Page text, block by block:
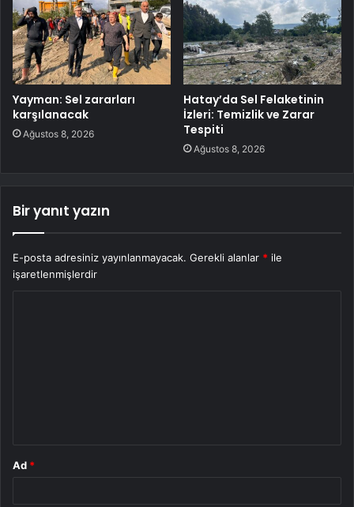
Yayman: Sel zararları
karşılanacak
Ağustos 8, 2026
Hatay’da Sel Felaketinin
İzleri: Temizlik ve Zarar
Tespiti
Ağustos 8, 2026
Bir yanıt yazın
E-posta adresiniz yayınlanmayacak. Gerekli alanlar * ile
işaretlenmişlerdir
Ad *